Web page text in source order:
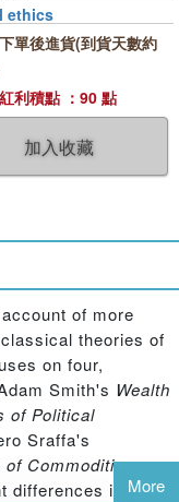
加入收藏
單後進貨(到貨天數約
利積點 ：90 點
ethics
of more
theories of
on four,
Smith's Wealth
of Political
Sraffa's
of Commodities.
differences in the
More